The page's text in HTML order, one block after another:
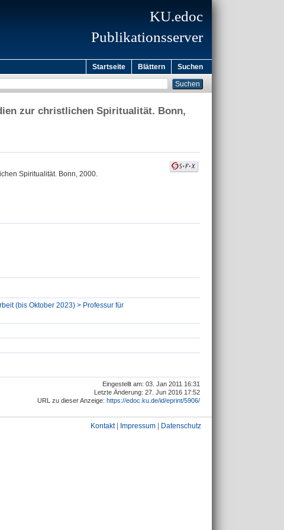
KU.edoc
Publikationsserver
Startseite Blättern Suchen
zur christlichen Spiritualität. Bonn,
Spiritualität. Bonn, 2000.
(bis Oktober 2023) > Professur für
Eingestellt am: 03. Jan 2011 16:31
Letzte Änderung: 27. Jun 2016 17:52
URL zu dieser Anzeige: https://edoc.ku.de/id/eprint/5906/
Kontakt| Impressum Datenschutz